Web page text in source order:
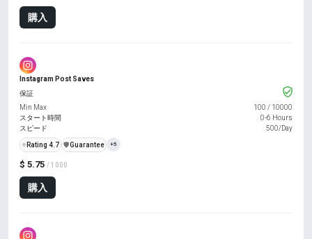
購入
Instagram Post Saves
$ 5.75 / 1000
購入
保証
Min Max
100 / 10000
スタート時間
0-6 Hours
スピード
500/Day
⭐ Rating 4.7 ️🛡️Guarantee +5